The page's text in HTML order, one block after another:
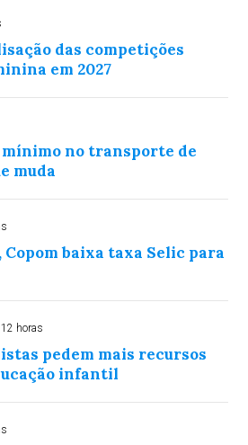
das competições
em 2027
no transporte de
muda
Copom baixa taxa Selic para
horas
pedem mais recursos
infantil